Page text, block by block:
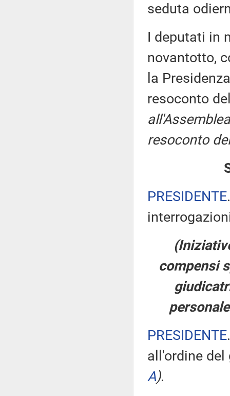
seduta
I deputati in
novantotto,
la
resoconto
resoconto
PRESIDENTE
compensi
PRESIDENTE
all'ordine
A).